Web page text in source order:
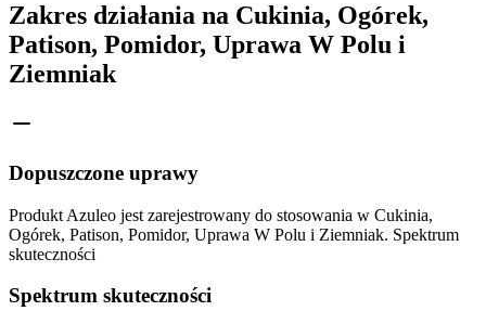
Zakres działania na Cukinia, Ogórek,
Patison, Pomidor, Uprawa W Polu i
Ziemniak
Dopuszczone uprawy
Produkt Azuleo jest zarejestrowany do stosowania w Cukinia,
Ogórek, Patison, Pomidor, Uprawa W Polu i Ziemniak. Spektrum
skuteczności
Spektrum skuteczności